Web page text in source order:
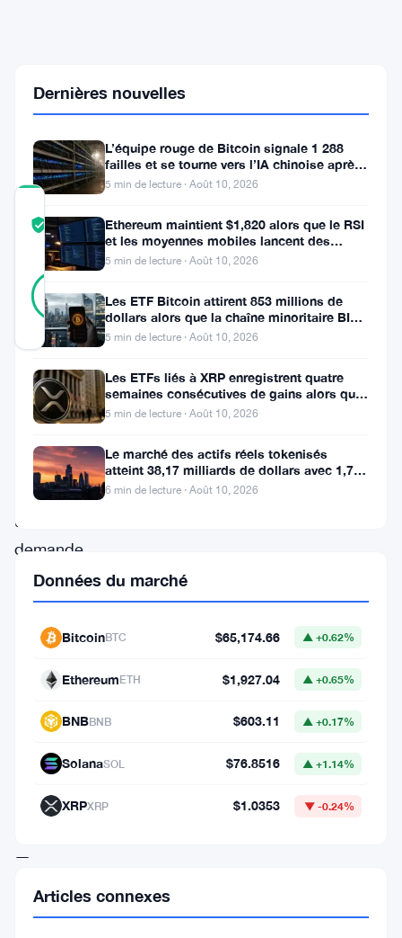
crypto
TRUST
SCORE
Vérifié
91%
RÉEL
Mis à jour 2 mois il y a
Franklin
Templeton
déposer
une
demande
pour
deux
nouveaux
font
chose
d’assez
—
Dernières nouvelles
L’équipe rouge de Bitcoin signale 1 288
failles et se tourne vers l’IA chinoise après
le verrouillage d’OpenAI
5 min de lecture · Août 10, 2026
Ethereum maintient $1,820 alors que le RSI
et les moyennes mobiles lancent des
signaux d’avertissement
5 min de lecture · Août 10, 2026
Les ETF Bitcoin attirent 853 millions de
dollars alors que la chaîne minoritaire BIP-
110 meurt après deux
5 min de lecture · Août 10, 2026
Les ETFs liés à XRP enregistrent quatre
semaines consécutives de gains alors que
le prix teste le support à 1
5 min de lecture · Août 10, 2026
Le marché des actifs réels tokenisés
atteint 38,17 milliards de dollars avec 1,7
million de détenteurs
6 min de lecture · Août 10, 2026
Données du marché
BitcoinBTC $65,174.66 ▲ +0.62%
EthereumETH $1,927.04 ▲ +0.65%
BNBBNB $603.11 ▲ +0.17%
SolanaSOL $76.8516 ▲ +1.14%
XRPXRP $1.0353 ▼ -0.24%
Articles connexes